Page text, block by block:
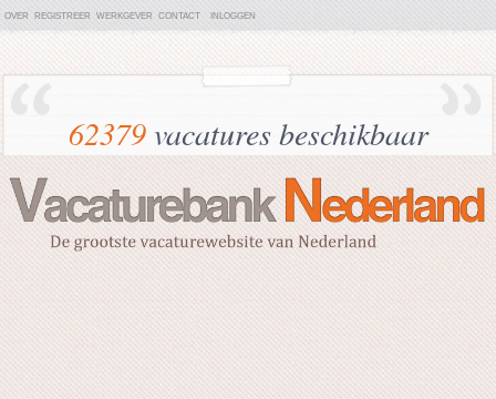
OVER REGISTREER WERKGEVER CONTACT INLOGGEN
62379vacatures beschikbaar